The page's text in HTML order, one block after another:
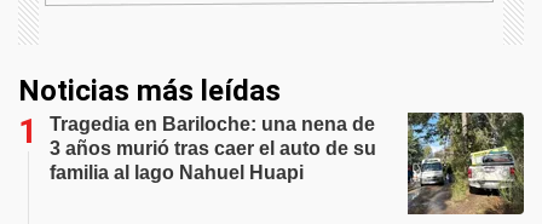
Noticias más leídas
Tragedia en Bariloche: una nena de
3 años murió tras caer el auto de su
familia al lago Nahuel Huapi